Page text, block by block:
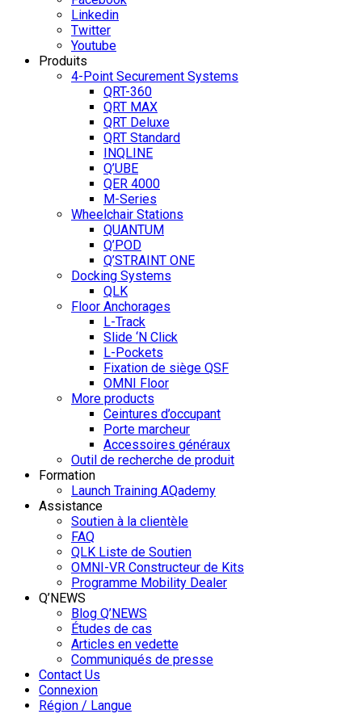
Linkedin
Twitter
Youtube
Produits
4-Point Securement Systems
QRT-360
QRT MAX
QRT Deluxe
QRT Standard
INQLINE
Q’UBE
QER 4000
M-Series
Wheelchair Stations
QUANTUM
Q’POD
Q’STRAINT ONE
Docking Systems
QLK
Floor Anchorages
L-Track
Slide ‘N Click
L-Pockets
Fixation de siège QSF
OMNI Floor
More products
Ceintures d’occupant
Porte marcheur
Accessoires généraux
Outil de recherche de produit
Formation
Launch Training AQademy
Assistance
Soutien à la clientèle
FAQ
QLK Liste de Soutien
OMNI-VR Constructeur de Kits
Programme Mobility Dealer
Q’NEWS
Blog Q’NEWS
Études de cas
Articles en vedette
Communiqués de presse
Contact Us
Connexion
Région / Langue